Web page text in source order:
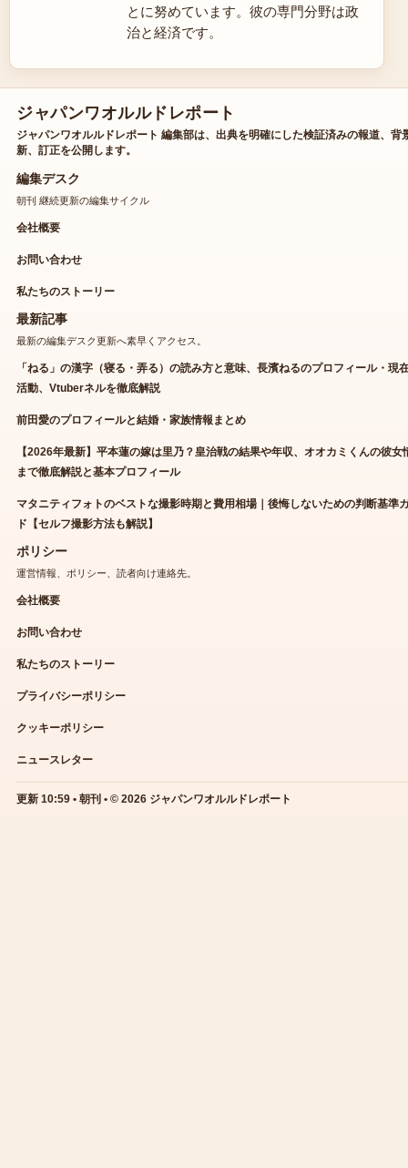
とに努めています。彼の専門分野は政
治と経済です。
ジャパンワオルルドレポート
ジャパンワオルルドレポート 編集部は、出典を明確にした検証済みの報道、背
新、訂正を公開します。
編集デスク
朝刊 継続更新の編集サイクル
会社概要
お問い合わせ
私たちのストーリー
最新記事
最新の編集デスク更新へ素早くアクセス。
「ねる」の漢字（寝る・弄る）の読み方と意味、長濱ねるのプロフィール・現
活動、Vtuberネルを徹底解説
前田愛のプロフィールと結婚・家族情報まとめ
【2026年最新】平本蓮の嫁は里乃？皇治戦の結果や年収、オオカミくんの彼女
まで徹底解説と基本プロフィール
マタニティフォトのベストな撮影時期と費用相場｜後悔しないための判断基準
ド【セルフ撮影方法も解説】
ポリシー
運営情報、ポリシー、読者向け連絡先。
会社概要
お問い合わせ
私たちのストーリー
プライバシーポリシー
クッキーポリシー
ニュースレター
更新 10:59 • 朝刊 • © 2026 ジャパンワオルルドレポート